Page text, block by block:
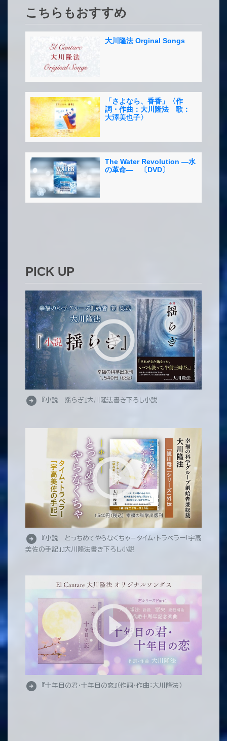
こちらもおすすめ
大川隆法 Orginal Songs
「さよなら、香香」〈作
詞・作曲：大川隆法 歌：
大澤美也子〉
The Water Revolution ―水
の革命― 〔DVD〕
PICK UP
arrow_circle_right 『小説 揺らぎ』大川隆法書き下ろし小説
arrow_circle_right
『小説 とっちめてやらなくちゃ－タイム・トラベラー「宇高
美佐の手記」』大川隆法書き下ろし小説
arrow_circle_right 『十年目の君・十年目の恋』（作詞・作曲：大川隆法）